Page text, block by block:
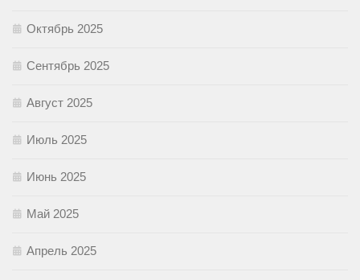
Октябрь 2025
Сентябрь 2025
Август 2025
Июль 2025
Июнь 2025
Май 2025
Апрель 2025